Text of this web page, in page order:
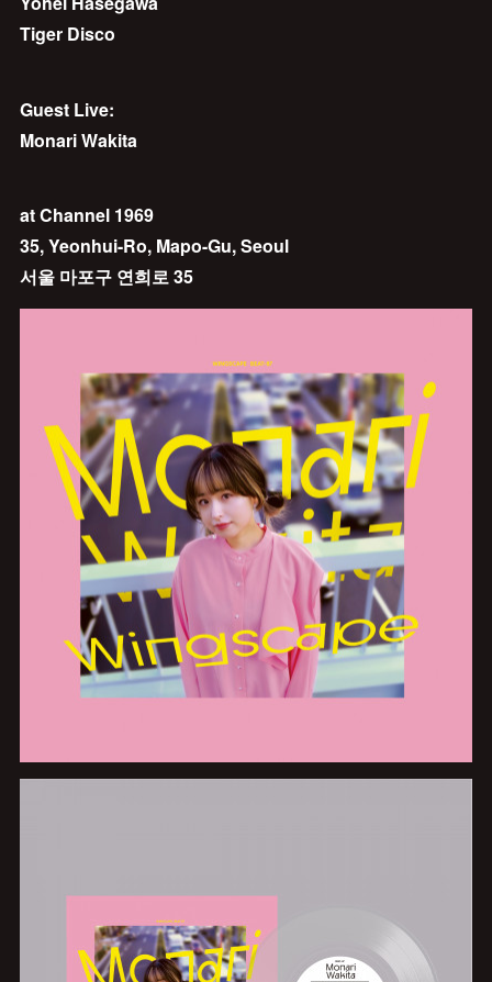
Tiger Disco
Guest Live:
Monari Wakita
at Channel 1969
35, Yeonhui-Ro, Mapo-Gu, Seoul
서울 마포구 연희로 35